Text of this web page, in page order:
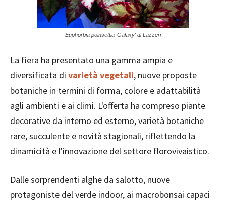
Euphorbia poinsettia 'Galaxy' di Lazzeri
La fiera ha presentato una gamma ampia e
diversificata di varietà vegetali, nuove proposte
botaniche in termini di forma, colore e adattabilità
agli ambienti e ai climi. L'offerta ha compreso piante
decorative da interno ed esterno, varietà botaniche
rare, succulente e novità stagionali, riflettendo la
dinamicità e l'innovazione del settore florovivaistico.
Dalle sorprendenti alghe da salotto, nuove
protagoniste del verde indoor, ai macrobonsai capaci